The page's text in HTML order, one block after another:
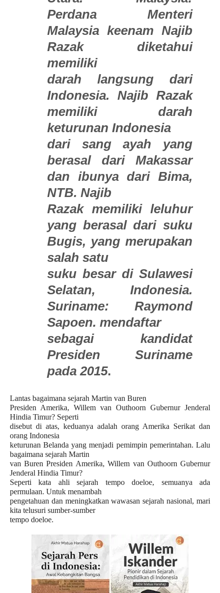
Perdana Menteri
Malaysia keenam Najib
Razak diketahui
memiliki
darah langsung dari
Indonesia. Najib Razak
memiliki darah
keturunan Indonesia
dari sang ayah yang
berasal dari Makassar
dan ibunya dari Bima,
NTB. Najib
Razak memiliki leluhur
yang berasal dari suku
Bugis, yang merupakan
salah satu
suku besar di Sulawesi
Selatan, Indonesia.
Suriname: Raymond
Sapoen. mendaftar
sebagai kandidat
Presiden Suriname
pada 2015.
Lantas bagaimana sejarah Martin van Buren
Presiden Amerika, Willem van Outhoorn Gubernur Jenderal
Hindia Timur? Seperti
disebut di atas, keduanya adalah orang Amerika Serikat dan
orang Indonesia
keturunan Belanda yang menjadi pemimpin pemerintahan. Lalu
bagaimana sejarah Martin
van Buren Presiden Amerika, Willem van Outhoorn Gubernur
Jenderal Hindia Timur?
Seperti kata ahli sejarah tempo doeloe, semuanya ada
permulaan. Untuk menambah
pengetahuan dan meningkatkan wawasan sejarah nasional, mari
kita telusuri sumber-sumber
tempo doeloe.